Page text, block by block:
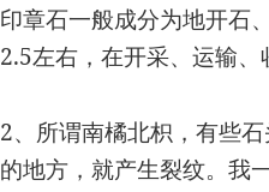
印章石一般成分为地开石
2.5左右，在开采、运输、
2、所谓南橘北枳，有些
的地方，就产生裂纹。我